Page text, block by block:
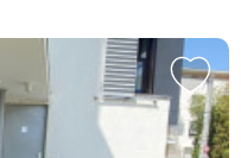
de co-working et une
au 7ème étage, donnant sur
une connexion internet
d’ALS.